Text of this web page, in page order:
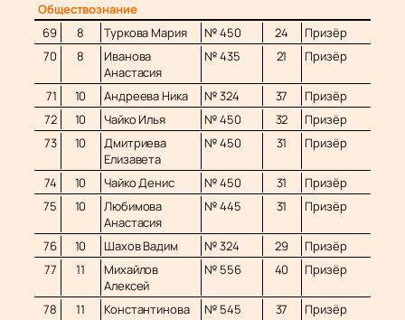
Обществознание
69
8 Туркова Мария № 450 24
Призёр
70
8
Иванова
Анастасия
№ 435 21 Призёр
71 10 Андреева Ника № 324 37
Призёр
72
10 Чайко Илья № 450 32
Призёр
73
10
Дмитриева
Елизавета
№ 450 31 Призёр
74 10 Чайко Денис № 450 31
Призёр
75
10
Любимова
Анастасия
№ 445 31 Призёр
76 10 Шахов Вадим № 324 29
Призёр
77
11
Михайлов
Алексей
№ 556 40 Призёр
78 11
Константинова
№ 545 37 Призёр